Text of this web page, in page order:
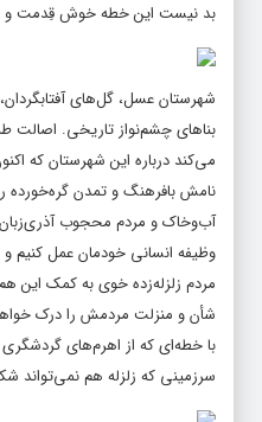
بد نیست این خطه خوش قِدمت و
شهرستان عسل، گل‌های
بناهای چشم‌نواز تاریخی.
می‌کند درباره این شهرستان که
نامش بافرهنگ و تمدن گره‌خورده
آب‌وخاک و مردم محجوب
وظیفه انسانی خودمان عمل کنیم
مردم زلزله‌زده خوی به کمک این
شأن و منزلت مردمش را درک
با خطه‌ای که از اهرم‌های
سرزمینی که زلزله هم نمی‌تواند